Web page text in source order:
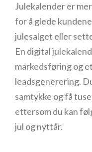
Julekalender er
for å glede
julesalget eller
En digital
markedsføring og
leadsgenerering.
samtykke og få
ettersom du kan
jul og nyttår.